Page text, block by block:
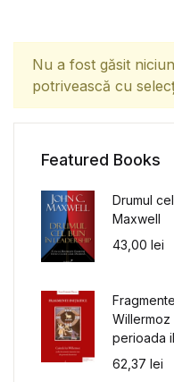
Nu a fost găsit
potrivească cu
Featured Books
Drumul
Maxwell
43,00 lei
Willermoz
perioada
62,37 lei